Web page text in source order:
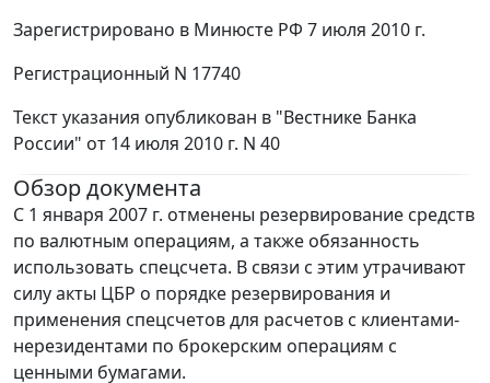
Зарегистрировано в Минюсте РФ 7 июля 2010 г.
Регистрационный N 17740
Текст указания опубликован в "Вестнике Банка
России" от 14 июля 2010 г. N 40
Обзор документа
С 1 января 2007 г. отменены резервирование средств
по валютным операциям, а также обязанность
использовать спецсчета. В связи с этим утрачивают
силу акты ЦБР о порядке резервирования и
применения спецсчетов для расчетов с клиентами-
нерезидентами по брокерским операциям с
ценными бумагами.